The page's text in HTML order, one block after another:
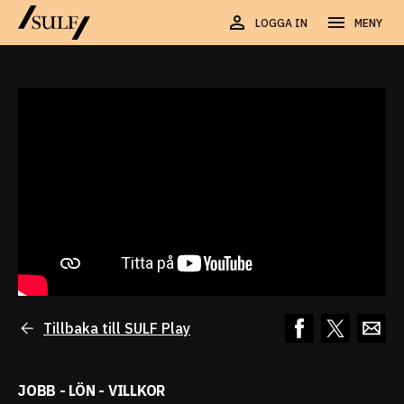
LOGGA IN MENY
Tillbaka till SULF Play
JOBB - LÖN - VILLKOR